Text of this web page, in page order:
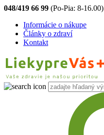
048/419 66 99 (Po-Pia: 8-16.00)
Informácie o nákupe
Články o zdraví
Kontakt